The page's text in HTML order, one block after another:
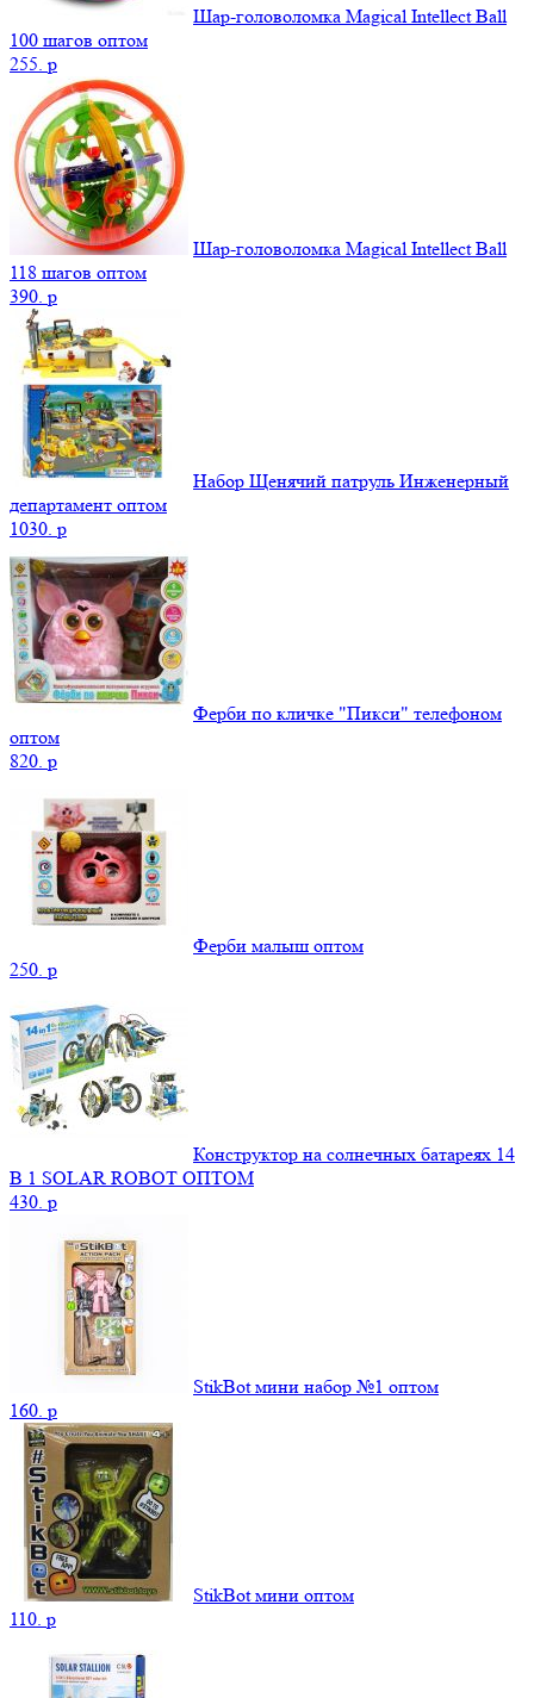
Шар-головоломка Magical Intellect Ball
100 шагов оптом
255. p
Шар-головоломка Magical Intellect Ball
118 шагов оптом
390. p
Набор Щенячий патруль Инженерный
департамент оптом
1030. p
Ферби по кличке "Пикси" телефоном
оптом
820. p
Ферби малыш оптом
250. p
Конструктор на солнечных батареях 14
В 1 SOLAR ROBOT ОПТОМ
430. p
StikBot мини набор №1 оптом
160. p
StikBot мини оптом
110. p